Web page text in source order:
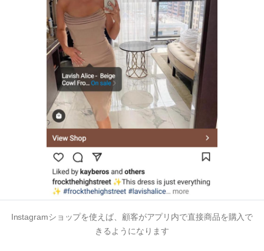
Instagramショップを使えば、顧客がアプリ内で直接商品を購入で
きるようになります